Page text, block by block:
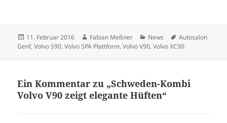
Veröffentlicht
am
11. Februar 2016 Autor
Fabian Meßner Kategorien
News Schlagwörter
Autosalon
Genf,Volvo S90,Volvo SPA Plattform,Volvo V90,Volvo XC90
Ein Kommentar zu „Schweden-Kombi
Volvo V90 zeigt elegante Hüften“